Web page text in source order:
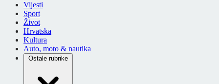
Vijesti
Sport
Život
Hrvatska
Kultura
Auto, moto & nautika
Ostale rubrike